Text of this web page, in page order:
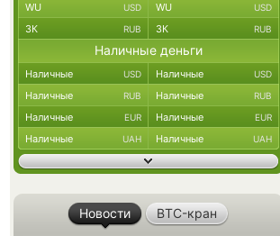
WU USD WU USD
ЗК RUB ЗК RUB
Наличные деньги
Наличные USD Наличные USD
Наличные RUB Наличные RUB
Наличные EUR Наличные EUR
Наличные UAH Наличные UAH
Новости BTC-кран